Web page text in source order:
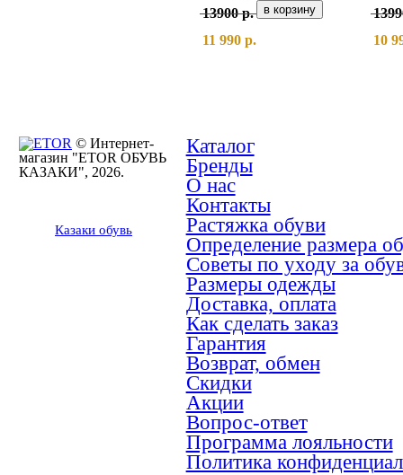
13900 р.
11 990 р.
10
© Интернет-
магазин "ETOR ОБУВЬ
КАЗАКИ", 2026.
Казаки обувь
Каталог
Бренды
О нас
Контакты
Растяжка обуви
Определение размера
Советы по уходу за
Размеры одежды
Доставка, оплата
Как сделать заказ
Гарантия
Возврат, обмен
Скидки
Акции
Вопрос-ответ
Программа лояльности
Политика